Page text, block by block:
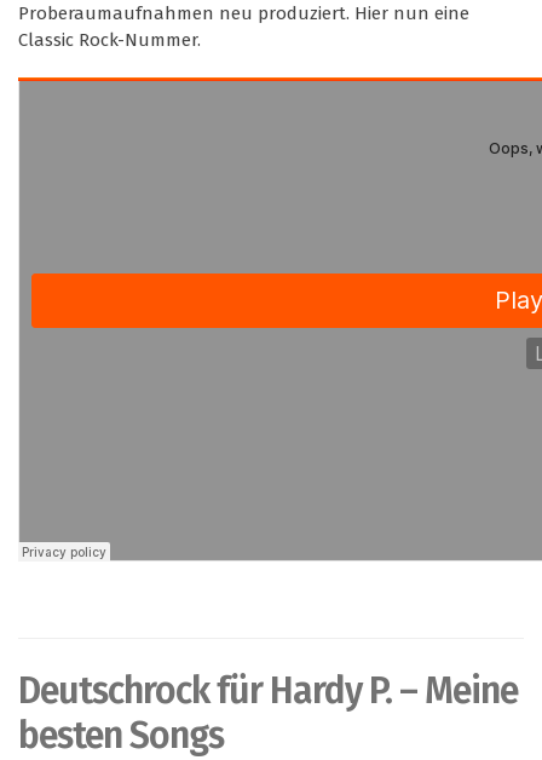
Proberaumaufnahmen neu produziert. Hier nun eine
Classic Rock-Nummer.
Deutschrock für Hardy P. – Meine
besten Songs